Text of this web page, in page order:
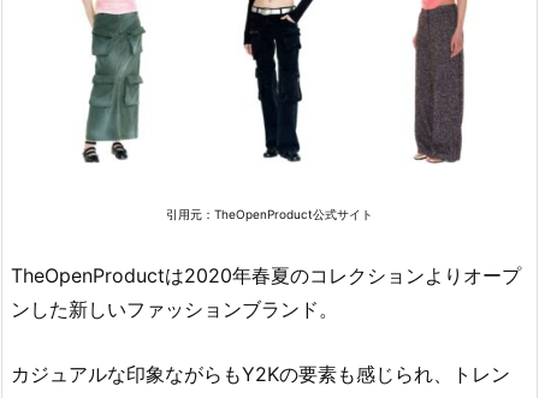
引用元： TheOpenProduct公式サイト
TheOpenProductは2020年春夏のコレクションよりオープ
ンした新しいファッションブランド。
カジュアルな印象ながらもY2Kの要素も感じられ、トレン